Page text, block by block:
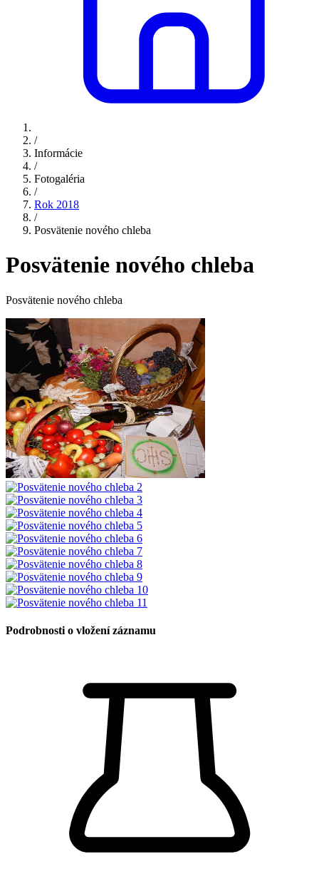
/
Informácie
/
Fotogaléria
/
Rok 2018
/
Posvätenie nového chleba
Posvätenie nového chleba
Posvätenie nového chleba
Podrobnosti o vložení záznamu